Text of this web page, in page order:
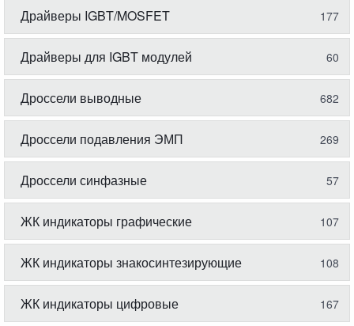
Драйверы IGBT/MOSFET 177
Драйверы для IGBT модулей 60
Дроссели выводные 682
Дроссели подавления ЭМП 269
Дроссели синфазные 57
ЖК индикаторы графические 107
ЖК индикаторы знакосинтезирующие 108
ЖК индикаторы цифровые 167